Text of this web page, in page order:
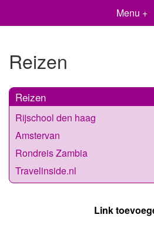
Menu +
Reizen
Reizen
Rijschool den haag
Amstervan
Rondreis Zambia
Travelinside.nl
Link